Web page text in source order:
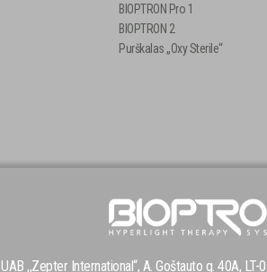
BIOPTRON Pro 1
BIOPTRON 2
Purškalas „Oxy Sterile“
UAB ,,Zepter International“, A. Goštauto g. 40A,